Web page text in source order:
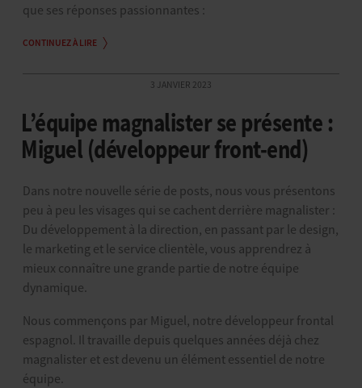
que ses réponses passionnantes :
CONTINUEZ À LIRE
3 JANVIER 2023
L’équipe magnalister se présente :
Miguel (développeur front-end)
Dans notre nouvelle série de posts, nous vous présentons
peu à peu les visages qui se cachent derrière magnalister :
Du développement à la direction, en passant par le design,
le marketing et le service clientèle, vous apprendrez à
mieux connaître une grande partie de notre équipe
dynamique.
Nous commençons par Miguel, notre développeur frontal
espagnol. Il travaille depuis quelques années déjà chez
magnalister et est devenu un élément essentiel de notre
équipe.